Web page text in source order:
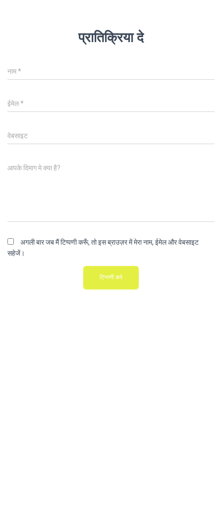
प्रातिक्रिया दे
नाम*
ईमेल*
वेबसाइट
आपके दिमाग मे क्या है?
अगली बार जब मैं टिप्पणी करूँ, तो इस ब्राउज़र में मेरा नाम, ईमेल और वेबसाइट
सहेजें।